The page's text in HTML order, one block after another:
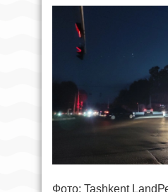
Фото: Tashkent